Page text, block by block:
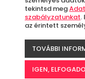
biztosan
ÉlményPláza
másik, újonnan
izgalmas
outdoor
kipróbálhatod,
tekintsd meg
szabályzatunkat.
az érintett
TOVÁBBI
IGEN,